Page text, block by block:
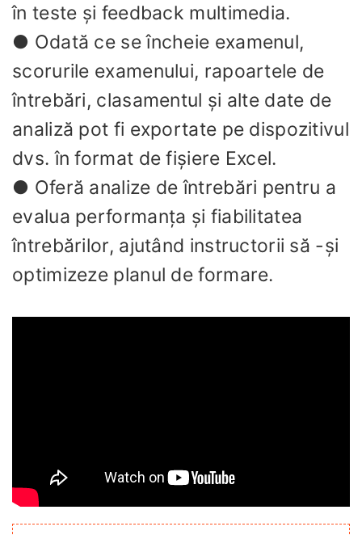
în teste și feedback multimedia.
● Odată ce se încheie examenul,
scorurile examenului, rapoartele de
întrebări, clasamentul și alte date de
analiză pot fi exportate pe dispozitivul
dvs. în format de fișiere Excel.
● Oferă analize de întrebări pentru a
evalua performanța și fiabilitatea
întrebărilor, ajutând instructorii să -și
optimizeze planul de formare.